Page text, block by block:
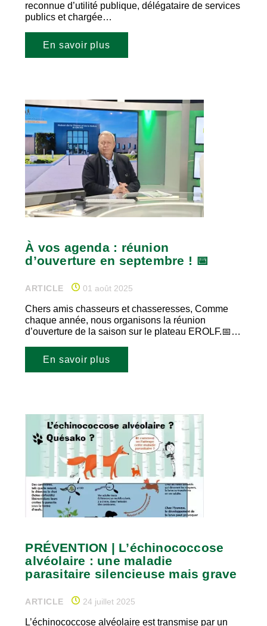
reconnue d’utilité publique, délégataire de services
publics et chargée…
En savoir plus
À vos agenda : réunion
d’ouverture en septembre ! 📅
ARTICLE 01 août 2025
Chers amis chasseurs et chasseresses, Comme
chaque année, nous organisons la réunion
d’ouverture de la saison sur le plateau EROLF.📅…
En savoir plus
PRÉVENTION | L’échinococcose
alvéolaire : une maladie
parasitaire silencieuse mais grave
ARTICLE 24 juillet 2025
L’échinococcose alvéolaire est transmise par un